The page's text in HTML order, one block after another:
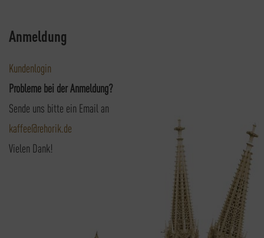
Anmeldung
Kundenlogin
Probleme bei der Anmeldung?
Sende uns bitte ein Email an
kaffee@rehorik.de
Vielen Dank!